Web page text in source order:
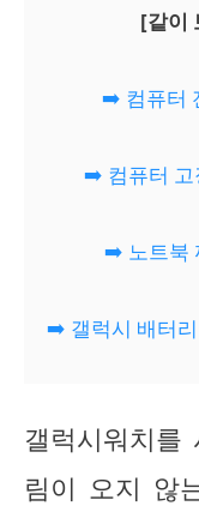
[같이
➡️ 컴퓨터
➡️ 컴퓨터 고
➡️ 노트북
➡️ 갤럭시 배터
갤럭시워치를
림이 오지 않